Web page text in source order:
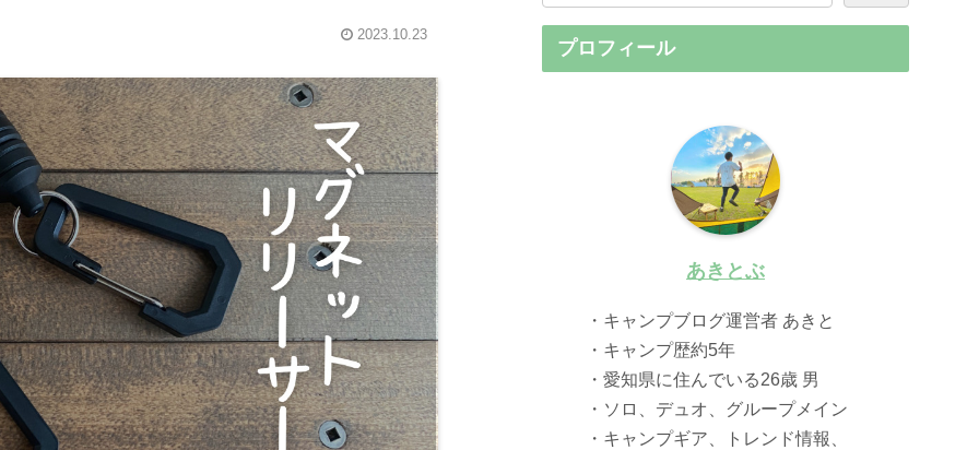
2023.10.23
プロフィール
あきとぶ
・キャンプブログ運営者 あきと
・キャンプ歴約5年
・愛知県に住んでいる26歳 男
・ソロ、デュオ、グループメイン
・キャンプギア、トレンド情報、